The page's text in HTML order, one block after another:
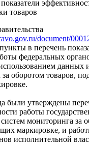
товаров
document/
в перечень
федеральных
данных
оборотом товаров,
были утверждены
работы
мониторинга за
маркировке, и
исполнительной